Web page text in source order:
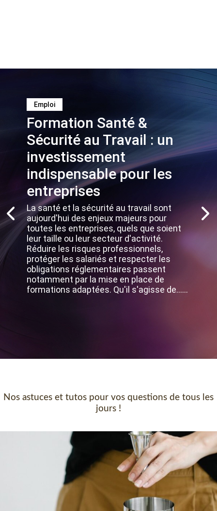
Emploi
Formation Santé &
Sécurité au Travail : un
investissement
indispensable pour les
entreprises
La santé et la sécurité au travail sont
aujourd'hui des enjeux majeurs pour
toutes les entreprises, quels que soient
leur taille ou leur secteur d'activité.
Réduire les risques professionnels,
protéger les salariés et respecter les
obligations réglementaires passent
notamment par la mise en place de
formations adaptées. Qu'il s'agisse de…...
Nos astuces et tutos pour vos questions de tous les
jours !